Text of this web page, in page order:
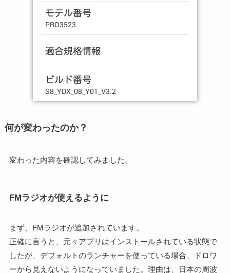
何が変わったのか？
変わった内容を確認してみました。
FMラジオが使えるように
まず、FMラジオが追加されています。
正確に言うと、元々アプリはインストールされている状態で
したが、デフォルトのランチャーを使っている場合、ドロワ
ーから見えないようになっていました。理由は、日本の周波